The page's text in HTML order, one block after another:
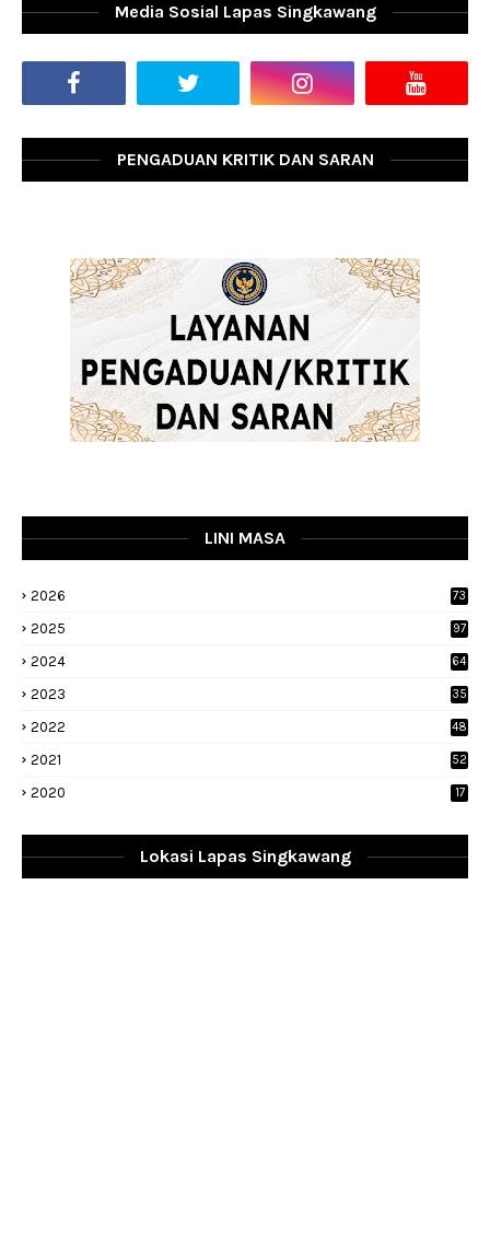
Media Sosial Lapas Singkawang
PENGADUAN KRITIK DAN SARAN
LINI MASA
2026 73
2025 97
2024 64
2023
35
2022
48
2021 52
2020 17
Lokasi Lapas Singkawang